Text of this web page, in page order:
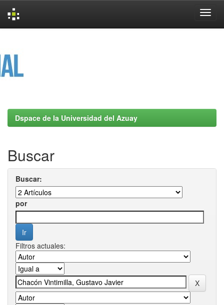
Dspace de la Universidad del Azuay
Buscar
Buscar:
por
Filtros actuales: